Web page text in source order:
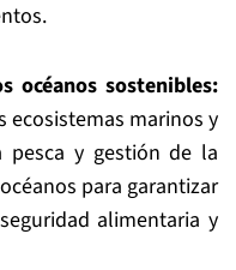
océanos sostenibles:
ecosistemas marinos y
pesca y gestión de la
para garantizar
alimentaria y